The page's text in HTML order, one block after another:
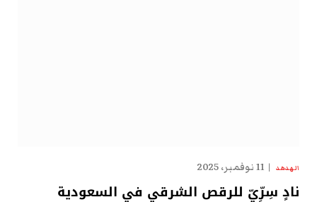
الهدهد 11 نوفمبر، 2025
نادٍ سِرِّيّ للرقص الشرقي في السعودية